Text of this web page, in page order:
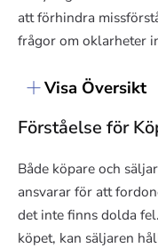
att förhindra
frågor om oklarheter
Visa Översikt
Förståelse för
Både köpare och
ansvarar för att
det inte finns dolda
köpet, kan säljaren